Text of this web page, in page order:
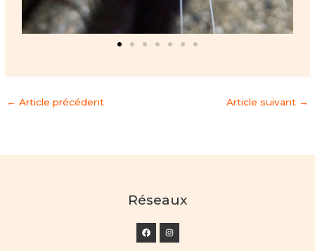
← Article précédent Article suivant →
Réseaux